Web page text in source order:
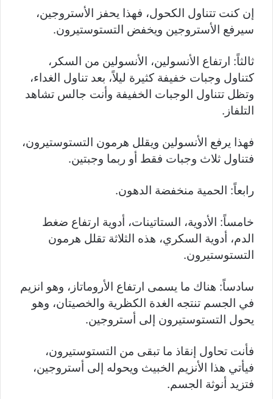
إن كنت تتناول الكحول، فهذا يحفز الأستروجين،
سيرفع الأستروجين ويخفض التستوستيرون.
ثالثاً: ارتفاع الأنسولين، الأنسولين من السكر،
كتناول وجبات خفيفة كثيرة ليلاً، بعد تناول الغداء،
وتظل تتناول الوجبات الخفيفة وأنت جالس تشاهد
التلفاز.
فهذا يرفع الأنسولين ويقلل هرمون التستوستيرون،
فتناول ثلاث وجبات فقط أو ربما وجبتين.
رابعاً: الحمية منخفضة الدهون.
خامساً: الأدوية، الستاتينات، أدوية ارتفاع ضغط
الدم، أدوية السكري، هذه الثلاثة تقلل هرمون
التستوستيرون.
سادساً: هناك ما يسمى ارتفاع الأروماتاز، وهو انزيم
في الجسم تنتجه الغدة الكظرية والخصيتان، وهو
يحول التستوستيرون إلى أستروجين.
فأنت تحاول إنقاذ ما تبقى من التستوستيرون،
فيأتي هذا الأنزيم الخبيث ويحوله إلى أستروجين،
فتزيد أنوثة الجسم.